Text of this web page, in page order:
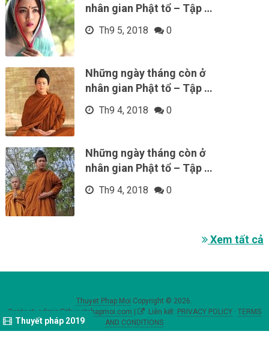
nhân gian Phật tổ – Tập …
Th9 5, 2018 0
Những ngày tháng còn ở
nhân gian Phật tổ – Tập …
Th9 4, 2018 0
Những ngày tháng còn ở
nhân gian Phật tổ – Tập …
Th9 4, 2018 0
Xem tất cả
Thuyet Phap Moi Copyright © 2026.
Contact: admin@thuyetphapmoi.com | Liên kết: PRIVACY POLICY· TERMS
AND CONDITIONS
Thuyết pháp 2019